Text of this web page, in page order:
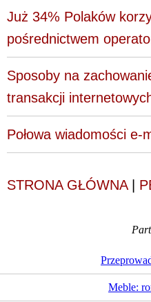
Już 34% Polaków
pośrednictwem
Sposoby na
transakcji
Połowa wiadomości e-
STRONA GŁÓWNA|
Meble: